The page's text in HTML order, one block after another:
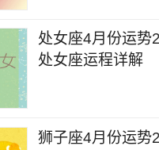
处女座4月份运势
处女座运程详解
狮子座4月份运势